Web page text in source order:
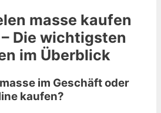
masse kaufen
Die wichtigsten
im Überblick
im Geschäft oder
kaufen?